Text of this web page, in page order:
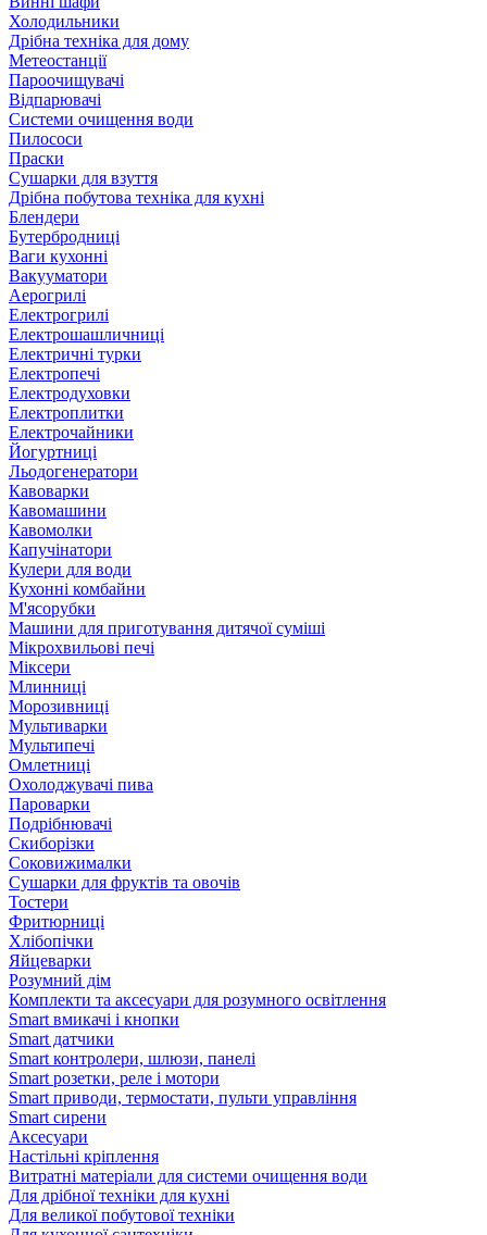
Холодильники
Дрібна техніка для дому
Метеостанції
Пароочищувачі
Відпарювачі
Системи очищення води
Пилососи
Праски
Сушарки для взуття
Дрібна побутова техніка для кухні
Блендери
Бутербродниці
Ваги кухонні
Вакууматори
Аерогрилі
Електрогрилі
Електрошашличниці
Електричні турки
Електропечі
Електродуховки
Електроплитки
Електрочайники
Йогуртниці
Льодогенератори
Кавоварки
Кавомашини
Кавомолки
Капучінатори
Кулери для води
Кухонні комбайни
М'ясорубки
Машини для приготування дитячої суміші
Мікрохвильові печі
Міксери
Млинниці
Морозивниці
Мультиварки
Мультипечі
Омлетниці
Охолоджувачі пива
Пароварки
Подрібнювачі
Скиборізки
Соковижималки
Сушарки для фруктів та овочів
Тостери
Фритюрниці
Хлібопічки
Яйцеварки
Розумний дім
Комплекти та аксесуари для розумного освітлення
Smart вмикачі і кнопки
Smart датчики
Smart контролери, шлюзи, панелі
Smart розетки, реле і мотори
Smart приводи, термостати, пульти управління
Smart сирени
Аксесуари
Настільні кріплення
Витратні матеріали для системи очищення води
Для дрібної техніки для кухні
Для великої побутової техніки